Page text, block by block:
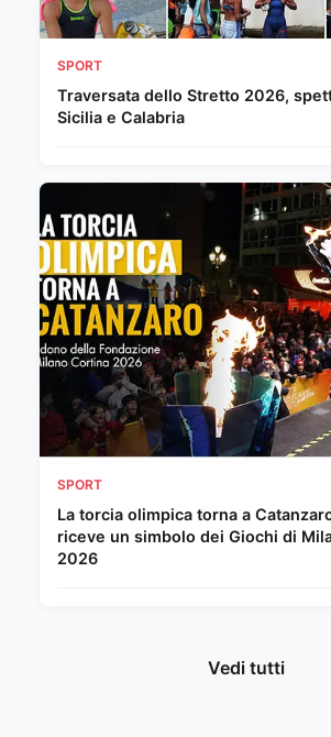
SPORT
Traversata dello Stretto 2026,
Sicilia e Calabria
SPORT
La torcia olimpica torna a
riceve un simbolo dei Giochi di
2026
Vedi tutti